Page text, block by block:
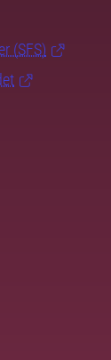
(SFS)